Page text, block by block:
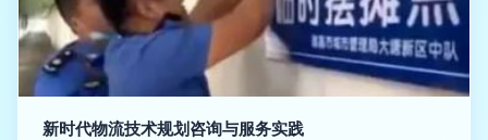
新时代物流技术规划咨询与服务实践